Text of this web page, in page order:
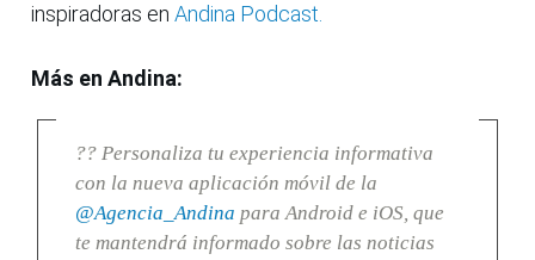
inspiradoras en Andina Podcast.
Más en Andina:
?? Personaliza tu experiencia informativa
con la nueva aplicación móvil de la
@Agencia_Andina para Android e iOS, que
te mantendrá informado sobre las noticias